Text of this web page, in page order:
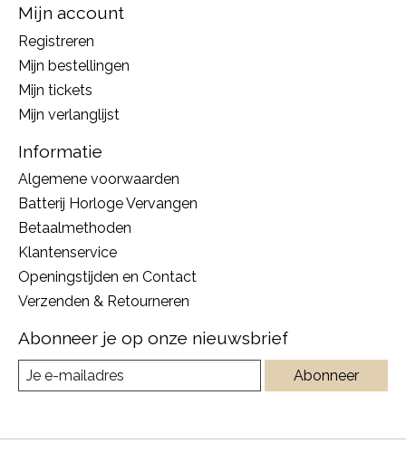
Mijn account
Registreren
Mijn bestellingen
Mijn tickets
Mijn verlanglijst
Informatie
Algemene voorwaarden
Batterij Horloge Vervangen
Betaalmethoden
Klantenservice
Openingstijden en Contact
Verzenden & Retourneren
Abonneer je op onze nieuwsbrief
Abonneer